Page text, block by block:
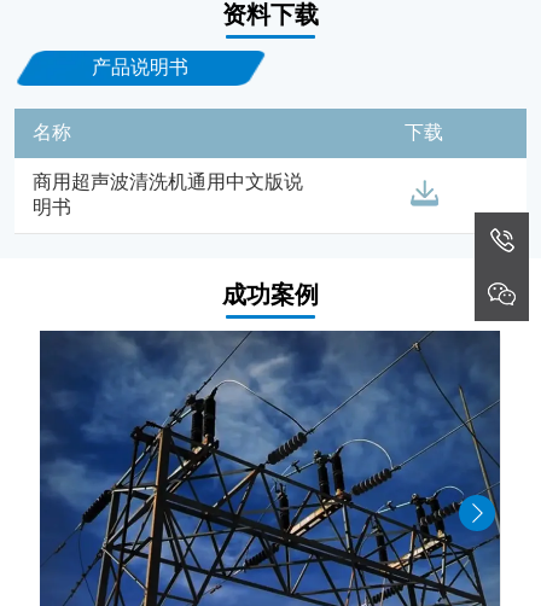
资料下载
产品说明书
名称 下载
商用超声波清洗机通用中文版说
明书
成功案例